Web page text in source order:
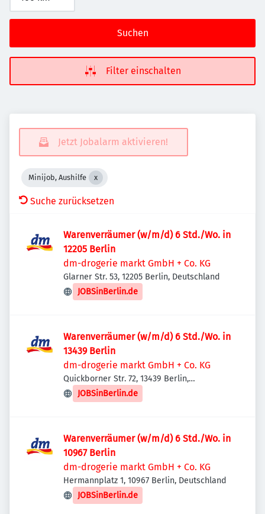
Suchen
Filter einschalten
Jetzt Jobalarm aktivieren!
Minijob, Aushilfe
Suche zurücksetzen
Warenverräumer (w/m/d) 6 Std./Wo. in
12205 Berlin
dm-drogerie markt GmbH + Co. KG
Glarner Str. 53, 12205 Berlin, Deutschland
JOBSinBerlin.de
Warenverräumer (w/m/d) 6 Std./Wo. in
13439 Berlin
dm-drogerie markt GmbH + Co. KG
Quickborner Str. 72, 13439 Berlin,
Deutschland
JOBSinBerlin.de
Warenverräumer (w/m/d) 6 Std./Wo. in
10967 Berlin
dm-drogerie markt GmbH + Co. KG
Hermannplatz 1, 10967 Berlin, Deutschland
JOBSinBerlin.de